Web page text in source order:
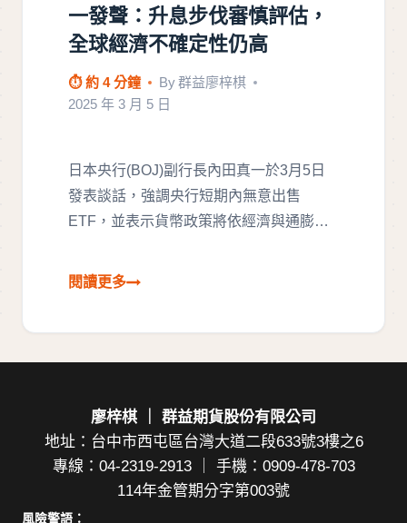
一發聲：升息步伐審慎評估，
全球經濟不確定性仍高
⏱ 約 4 分鐘 By群益廖梓棋
2025 年 3 月 5 日
日本央行(BOJ)副行長內田真一於3月5日
發表談話，強調央行短期內無意出售
ETF，並表示貨幣政策將依經濟與通膨…
廖梓棋 ｜ 群益期貨股份有限公司
地址：台中市西屯區台灣大道二段633號3樓之6
專線：04-2319-2913 ｜ 手機：0909-478-703
114年金管期分字第003號
風險警語：